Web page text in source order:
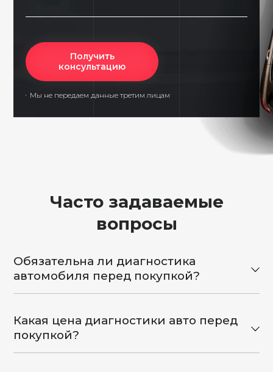
Получить
консультацию
Мы не передаем данные третим лицам
Часто задаваемые
вопросы
Обязательна ли диагностика
автомобиля перед покупкой?
Какая цена диагностики авто перед
покупкой?